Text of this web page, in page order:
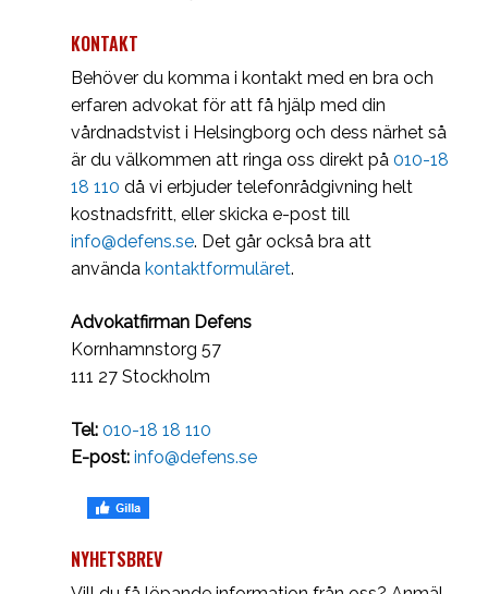
KONTAKT
Behöver du komma i kontakt med en bra och
erfaren advokat för att få hjälp med din
vårdnadstvist i Helsingborg och dess närhet så
är du välkommen att ringa oss direkt på010-18
18 110 då vi erbjuder telefonrådgivning helt
kostnadsfritt, eller skicka e-post till
info@defens.se. Det går också bra att
använda kontaktformuläret.
Advokatfirman Defens
Kornhamnstorg 57
111 27 Stockholm
Tel: 010-18 18 110
E-post: info@defens.se
NYHETSBREV